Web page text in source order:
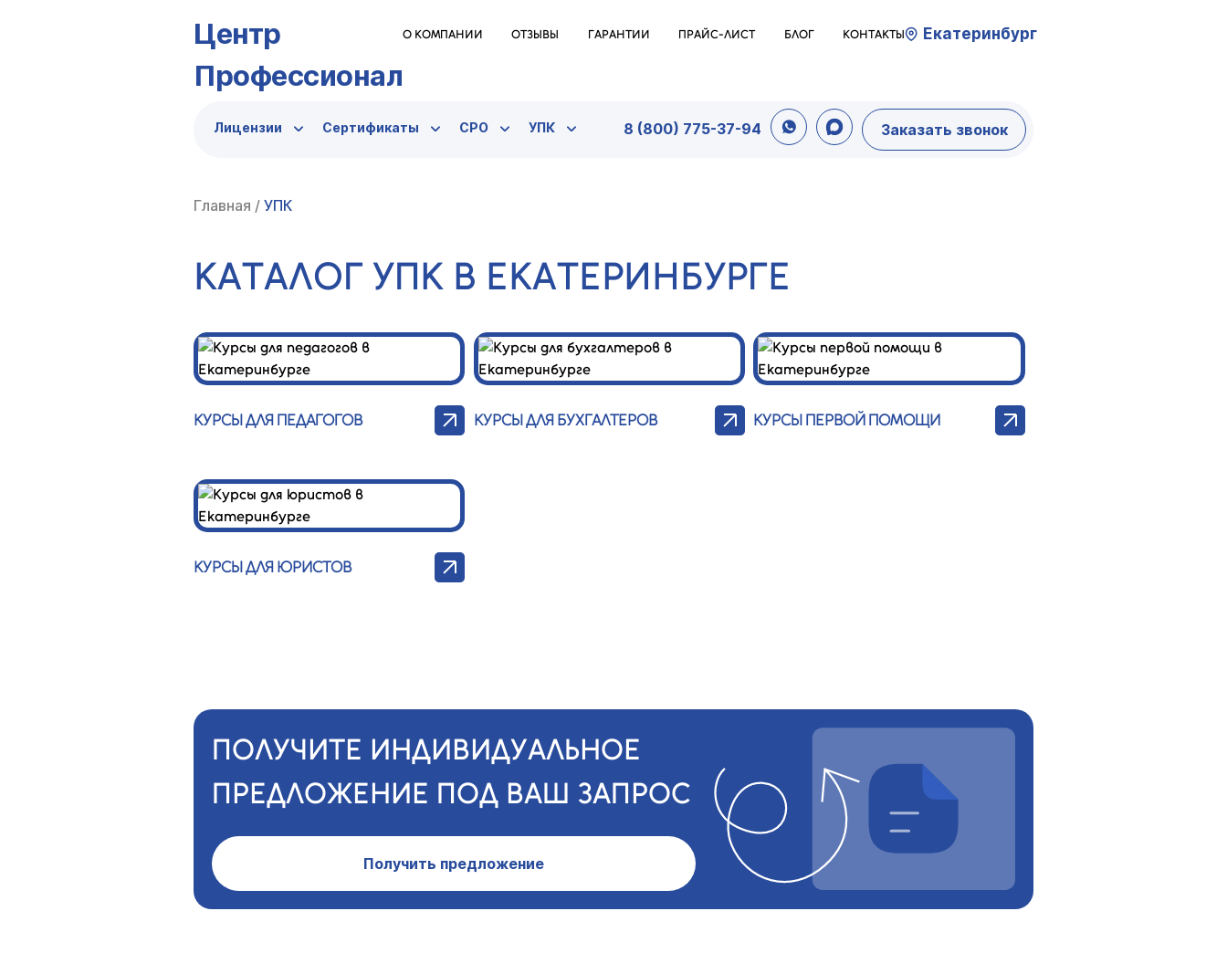
Центр
Профессионал
О КОМПАНИИ ОТЗЫВЫ ГАРАНТИИ ПРАЙС-ЛИСТ БЛОГ КОНТАКТЫ Екатеринбург
Лицензии Сертификаты СРО УПК 8 (800) 775-37-94 Заказать звонок
Главная / УПК
КАТАЛОГ УПК В ЕКАТЕРИНБУРГЕ
КУРСЫ ДЛЯ ПЕДАГОГОВ КУРСЫ ДЛЯ БУХГАЛТЕРОВ КУРСЫ ПЕРВОЙ ПОМОЩИ
КУРСЫ ДЛЯ ЮРИСТОВ
ПОЛУЧИТЕ ИНДИВИДУАЛЬНОЕ
ПРЕДЛОЖЕНИЕ ПОД ВАШ ЗАПРОС
Получить предложение